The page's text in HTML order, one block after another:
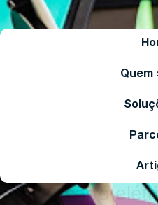
Quem
Como é
carro